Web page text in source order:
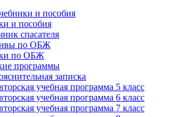
и пособия
и пособия
спасателя
по ОБЖ
по ОБЖ
программы
записка
учебная программа 5 класс
учебная программа 6 класс
учебная программа 7 класс